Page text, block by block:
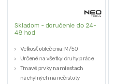
Skladom - doručenie do 24-
48 hod
Veľkosť oblečenia: M/50
Určené na všetky druhy práce
Tmavé prvky na miestach
náchylných na nečistoty